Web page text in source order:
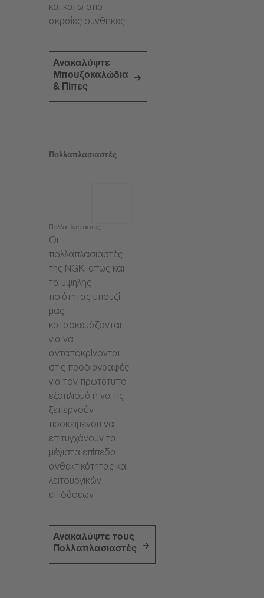
και κάτω από
ακραίες συνθήκες.
Ανακαλύψτε
Μπουζοκαλώδια
& Πίπες
Πολλαπλασιαστές
Πολλαπλασιαστές
Οι
πολλαπλασιαστές
της NGK, όπως και
τα υψηλής
ποιότητας μπουζί
μας,
κατασκευάζονται
για να
ανταποκρίνονται
στις προδιαγραφές
για τον πρωτότυπο
εξοπλισμό ή να τις
ξεπερνούν,
προκειμένου να
επιτυγχάνουν τα
μέγιστα επίπεδα
ανθεκτικότητας και
λειτουργικών
επιδόσεων.
Ανακαλύψτε τους
Πολλαπλασιαστές